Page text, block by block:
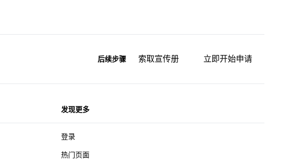
后续步骤 索取宣传册 立即开始申请
发现更多
登录
热门页面